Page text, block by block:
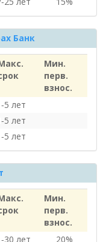
Банк
Мин.
перв.
взнос.
лет
лет
лет
Мин.
перв.
взнос.
лет 20%